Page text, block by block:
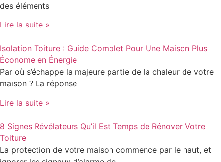
des éléments
Lire la suite »
Isolation Toiture : Guide Complet Pour Une Maison Plus
Économe en Énergie
Par où s’échappe la majeure partie de la chaleur de votre
maison ? La réponse
Lire la suite »
8 Signes Révélateurs Qu’il Est Temps de Rénover Votre
Toiture
La protection de votre maison commence par le haut, et